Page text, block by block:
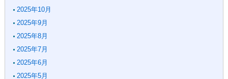
2025年10月
2025年9月
2025年8月
2025年7月
2025年6月
2025年5月